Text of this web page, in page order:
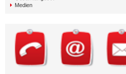
Medien